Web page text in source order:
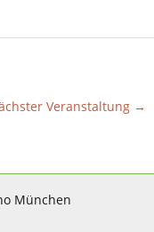
Veranstaltung →
München